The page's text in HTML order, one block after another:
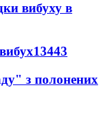
вибуху в
13443
з полонених